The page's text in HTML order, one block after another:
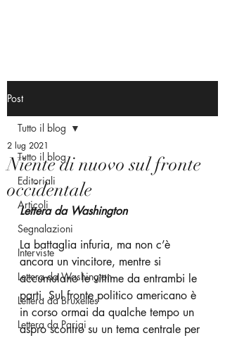
Post
Tutto il blog
Editoriali
Articoli
Segnalazioni
Interviste
Lettera da Washington
Lettera da Bruxelles
Lettera da Parigi
Tutto il blog
Niente di nuovo sul fronte
occidentale
2 lug 2021
Lettera da Washington
La battaglia infuria, ma non c’è
ancora un vincitore, mentre si
accumulano le vittime da entrambi le
parti. Sul fronte politico americano è
in corso ormai da qualche tempo un
aspro scontro su un tema centrale per